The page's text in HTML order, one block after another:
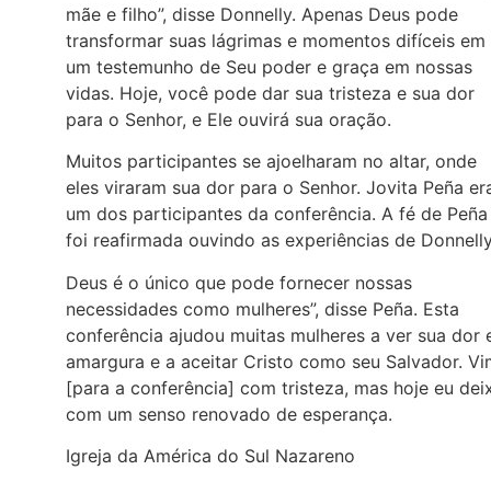
mãe e filho”, disse Donnelly. Apenas Deus pode
transformar suas lágrimas e momentos difíceis em
um testemunho de Seu poder e graça em nossas
vidas. Hoje, você pode dar sua tristeza e sua dor
para o Senhor, e Ele ouvirá sua oração.
Muitos participantes se ajoelharam no altar, onde
eles viraram sua dor para o Senhor. Jovita Peña
um dos participantes da conferência. A fé de Peña
foi reafirmada ouvindo as experiências de
Deus é o único que pode fornecer nossas
necessidades como mulheres”, disse Peña. Esta
conferência ajudou muitas mulheres a ver sua dor
amargura e a aceitar Cristo como seu Salvador.
[para a conferência] com tristeza, mas hoje eu
com um senso renovado de esperança.
Igreja da América do Sul Nazareno